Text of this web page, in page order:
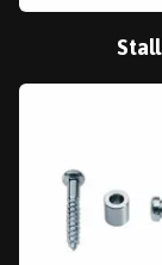
Stall